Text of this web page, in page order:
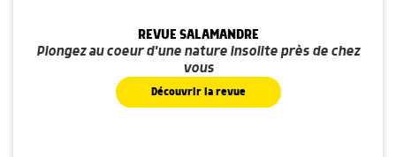
REVUE SALAMANDRE
Plongez au coeur d'une nature insolite près de chez
vous
Découvrir la revue